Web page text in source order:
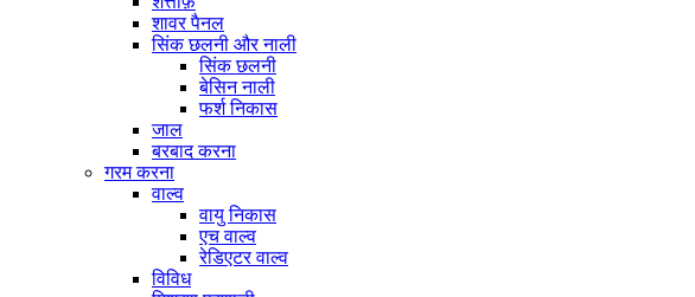
शावर पैनल
सिंक छलनी और नाली
सिंक छलनी
बेसिन नाली
फर्श निकास
जाल
बरबाद करना
गरम करना
वाल्व
वायु निकास
एच वाल्व
रेडिएटर वाल्व
विविध